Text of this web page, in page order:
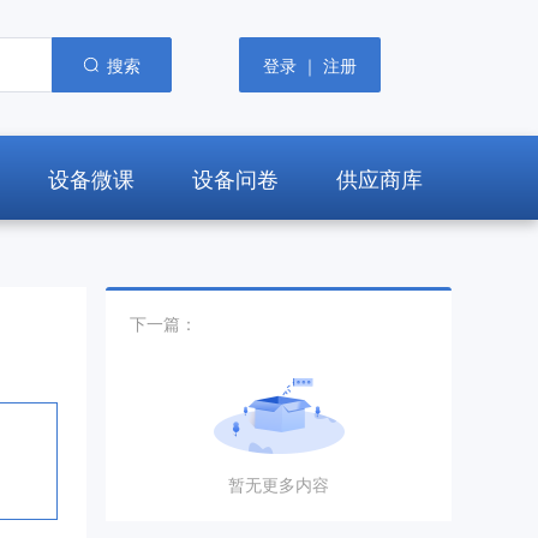
搜索 登录 ｜ 注册
设备微课 设备问卷 供应商库
下一篇：
暂无更多内容